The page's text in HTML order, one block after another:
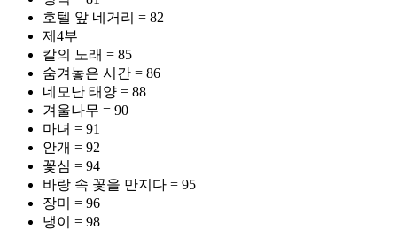
호텔 앞 네거리 = 82
제4부
칼의 노래 = 85
숨겨놓은 시간 = 86
네모난 태양 = 88
겨울나무 = 90
마녀 = 91
안개 = 92
꽃심 = 94
바랑 속 꽃을 만지다 = 95
장미 = 96
냉이 = 98